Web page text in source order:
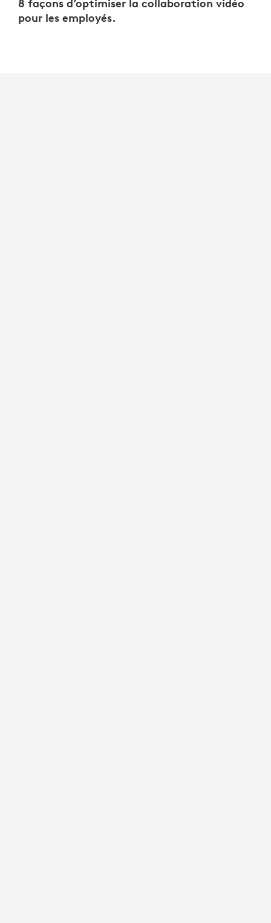
8 façons d’optimiser la collaboration vidéo
pour les employés.